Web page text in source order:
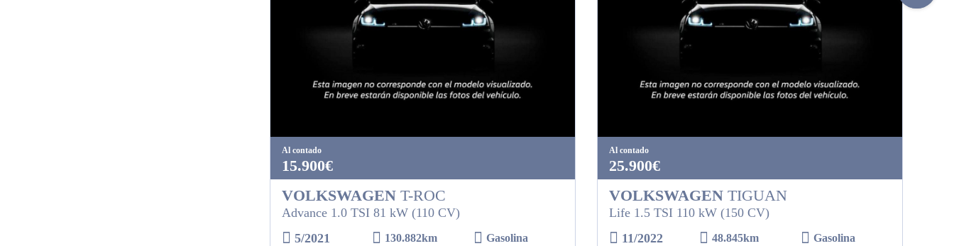
Al contado
15.900€
VOLKSWAGENT-ROC
Advance 1.0 TSI 81 kW (110 CV)
5/2021
130.882km Gasolina
Al contado
25.900€
VOLKSWAGENTIGUAN
Life 1.5 TSI 110 kW (150 CV)
11/2022
48.845km Gasolina